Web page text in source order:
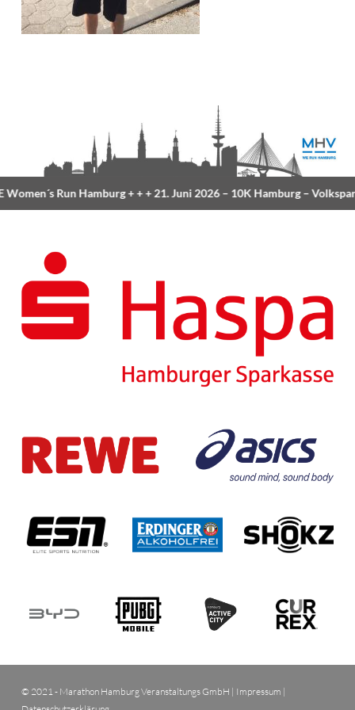
Run Hamburg+ + +21. Juni 2026 –10K Hamburg–
© 2021 - Marathon Hamburg Veranstaltungs GmbH | Impressum |